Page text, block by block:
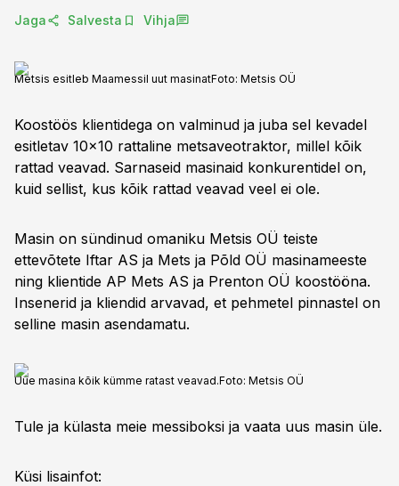
Jaga Salvesta Vihja
Metsis esitleb Maamessil uut masinatFoto: Metsis OÜ
Koostöös klientidega on valminud ja juba sel kevadel
esitletav 10x10 rattaline metsaveotraktor, millel kõik
rattad veavad. Sarnaseid masinaid konkurentidel on,
kuid sellist, kus kõik rattad veavad veel ei ole.
Masin on sündinud omaniku Metsis OÜ teiste
ettevõtete Iftar AS ja Mets ja Põld OÜ masinameeste
ning klientide AP Mets AS ja Prenton OÜ koostööna.
Insenerid ja kliendid arvavad, et pehmetel pinnastel on
selline masin asendamatu.
Uue masina kõik kümme ratast veavad.Foto: Metsis OÜ
Tule ja külasta meie messiboksi ja vaata uus masin üle.
Küsi lisainfot: